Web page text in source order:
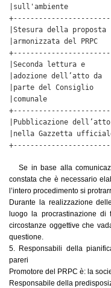
|sull'ambiente
|Stesura della
|armonizzata del
|Seconda lettura e
|adozione
|parte del
|comunale
|Pubblicazione
|nella Gazzetta
Se in base alla
constata che è necessario
l’intero procedimento si
Durante la realizzazione
luogo la procrastinazione di
circostanze oggettive che
questione.
5. Responsabili della
pareri
Promotore del PRPC è: la
Responsabile della